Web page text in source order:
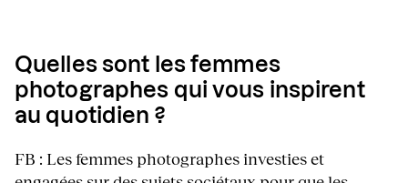
Quelles sont les femmes
photographes qui vous inspirent
au quotidien ?
FB : Les femmes photographes investies et